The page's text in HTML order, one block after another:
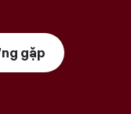
gặp